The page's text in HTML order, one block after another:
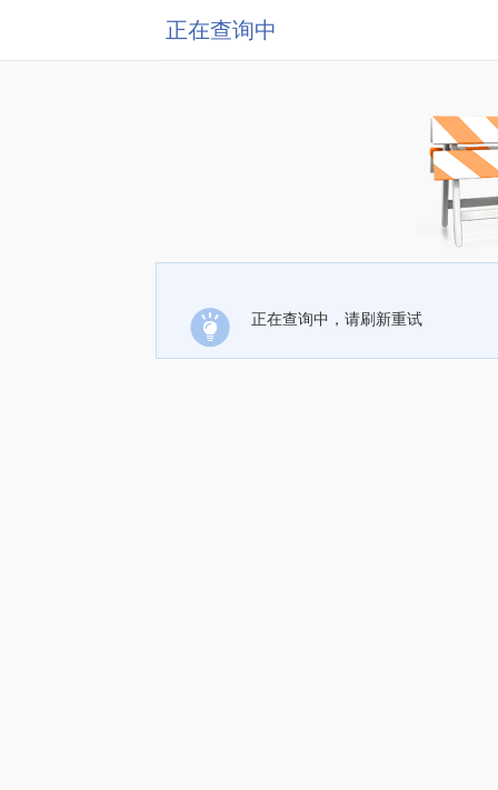
正在查询中
正在查询中，请刷新重试